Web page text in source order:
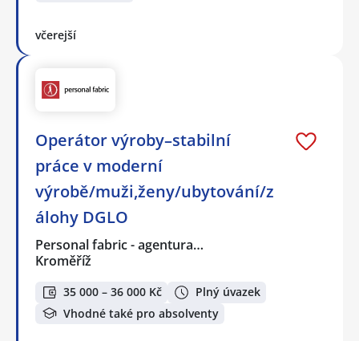
včerejší
Operátor výroby–stabilní
práce v moderní
výrobě/muži,ženy/ubytování/z
álohy DGLO
Personal fabric - agentura…
Kroměříž
35 000 – 36 000 Kč
Plný úvazek
Vhodné také pro absolventy